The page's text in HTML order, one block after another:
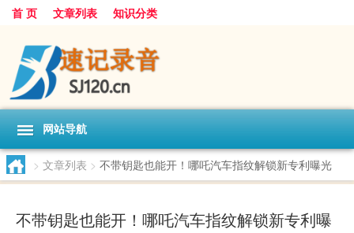
首 页 文章列表 知识分类
网站导航
> 文章列表 > 不带钥匙也能开！哪吒汽车指纹解锁新专利曝光
不带钥匙也能开！哪吒汽车指纹解锁新专利曝